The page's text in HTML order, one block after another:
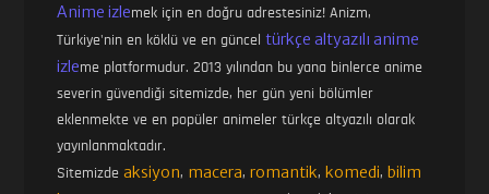
Anime izlemek için en doğru adrestesiniz! Anizm,
Türkiye'nin en köklü ve en günceltürkçe altyazılı anime
izleme platformudur. 2013 yılından bu yana binlerce anime
severin güvendiği sitemizde, her gün yeni bölümler
eklenmekte ve en popüler animeler türkçe altyazılı olarak
yayınlanmaktadır.
Sitemizdeaksiyon, macera,romantik, komedi, bilim